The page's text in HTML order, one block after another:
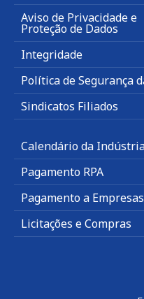
Aviso de Privacidade e
Proteção de Dados
Integridade
Política de Segurança
Sindicatos Filiados
Calendário da
Pagamento RPA
Pagamento a Empresas
Licitações e Compras